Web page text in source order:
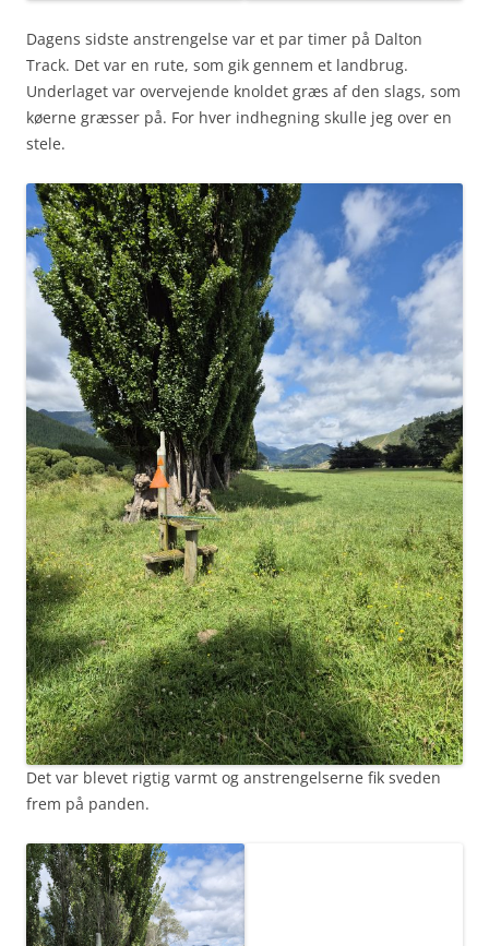
Dagens sidste anstrengelse var et par timer på Dalton
Track. Det var en rute, som gik gennem et landbrug.
Underlaget var overvejende knoldet græs af den slags, som
køerne græsser på. For hver indhegning skulle jeg over en
stele.
Det var blevet rigtig varmt og anstrengelserne fik sveden
frem på panden.